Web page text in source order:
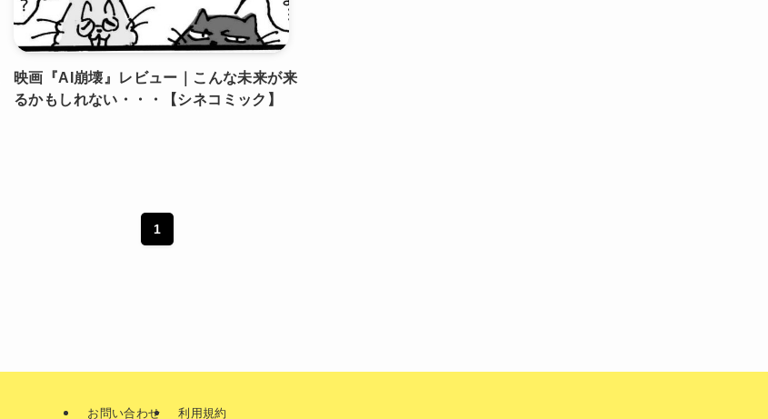
映画『AI崩壊』レビュー｜こんな未来が来
るかもしれない・・・【シネコミック】
1
お問い合わせ 利用規約